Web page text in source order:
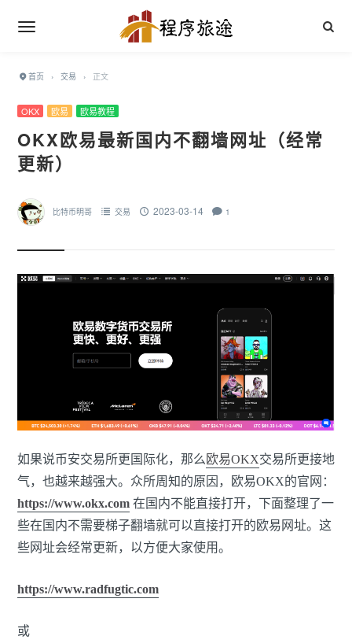
首页 › 交易 › 正文
OKX 欧易 欧易教程
OKX欧易最新国内不翻墙网址（经常
更新）
比特币明哥 交易 2023-03-14 1
如果说币安交易所更国际化，那么 欧易OKX交易所更接地
气，也越来越强大。众所周知的原因，欧易OKX的官网：
https://www.okx.com 在国内不能直接打开，下面整理了一
些在国内不需要梯子翻墙就可以直接打开的欧易网址。这
些网址会经常更新，以方便大家使用。
https://www.radfugtic.com
或